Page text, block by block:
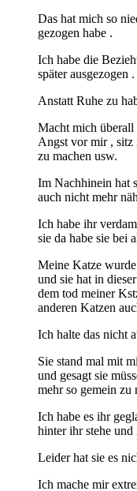
Das hat mich so
gezogen habe .
Ich habe die
später ausgezogen .
Anstatt Ruhe zu
Macht mich überall
Angst vor mir ,
zu machen usw.
Im Nachhinein hat
auch nicht mehr
Ich habe ihr
sie da habe sie bei
Meine Katze
und sie hat in
dem tod meiner
anderen Katzen
Ich halte das nicht
Sie stand mal mit
und gesagt sie
mehr so gemein zu
Ich habe es ihr
hinter ihr stehe
Leider hat sie es
Ich mache mir